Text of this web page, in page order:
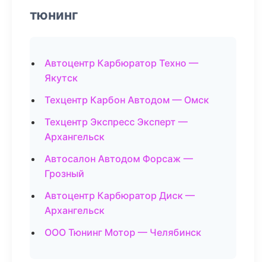
тюнинг
Автоцентр Карбюратор Техно —
Якутск
Техцентр Карбон Автодом — Омск
Техцентр Экспресс Эксперт —
Архангельск
Автосалон Автодом Форсаж —
Грозный
Автоцентр Карбюратор Диск —
Архангельск
ООО Тюнинг Мотор — Челябинск